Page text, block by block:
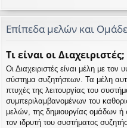
Επίπεδα μελών και
Τι είναι οι Διαχειριστές;
Οι Διαχειριστές είναι μέλη με
σύστημα συζητήσεων. Τα μέλη
πτυχές της λειτουργίας του
συμπεριλαμβανομένων του
μελών, της δημιουργίας ομάδων
τον ιδρυτή του συστήματος